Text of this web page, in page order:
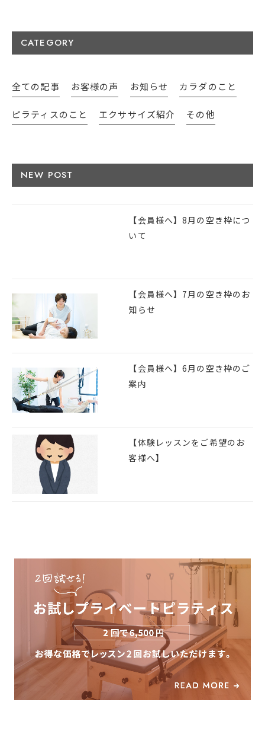
CATEGORY
全ての記事 お客様の声 お知らせ カラダのこと
ピラティスのこと エクササイズ紹介 その他
NEW POST
【会員様へ】8月の空き枠につ
いて
【会員様へ】7月の空き枠のお
知らせ
【会員様へ】6月の空き枠のご
案内
【体験レッスンをご希望のお
客様へ】